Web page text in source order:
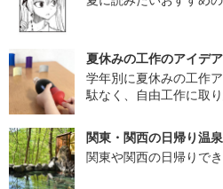
夏休みの工作のアイデ
学年別に夏休みの工作
駄なく、自由工作に取り
関東・関西の日帰り温泉
関東や関西の日帰りで